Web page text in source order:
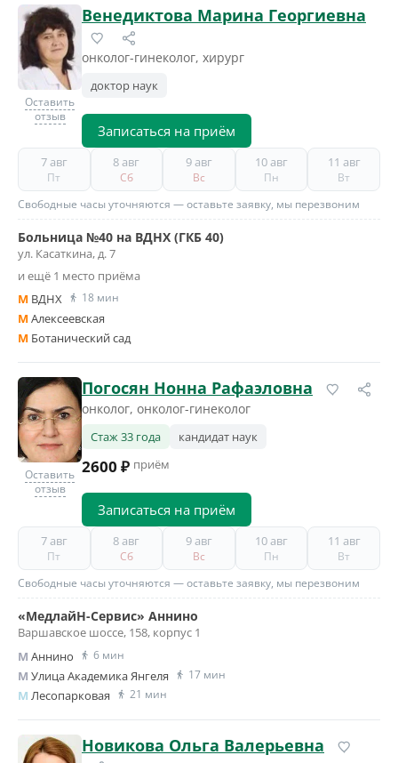
Оставить
отзыв
Венедиктова Марина Георгиевна
онколог-гинеколог, хирург
доктор наук
Записаться на приём
7 авг
Пт
8 авг
Сб
9 авг
Вс
10 авг
Пн
11 авг
Вт
Свободные часы уточняются — оставьте заявку, мы перезвоним
Больница №40 на ВДНХ (ГКБ 40)
ул. Касаткина, д. 7
и ещё 1 место приёма
M ВДНХ 18 мин
MАлексеевская
M Ботанический сад
Оставить
отзыв
Погосян Нонна Рафаэловна
онколог, онколог-гинеколог
Стаж 33 года кандидат наук
2600 ₽ приём
Записаться на приём
7 авг
Пт
8 авг
Сб
9 авг
Вс
10 авг
Пн
11 авг
Вт
Свободные часы уточняются — оставьте заявку, мы перезвоним
«МедлайН-Сервис» Аннино
Варшавское шоссе, 158, корпус 1
M Аннино 6 мин
M Улица Академика Янгеля 17 мин
M Лесопарковая 21 мин
Новикова Ольга Валерьевна